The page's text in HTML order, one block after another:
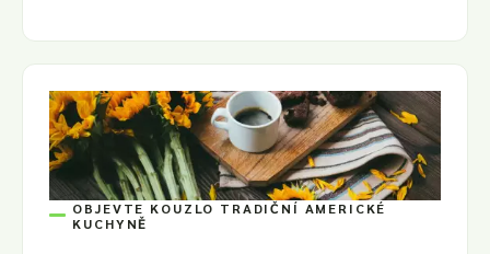
OBJEVTE KOUZLO TRADIČNÍ AMERICKÉ
KUCHYNĚ